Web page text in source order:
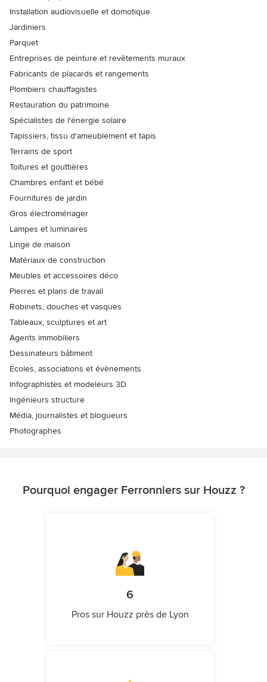
Installation audiovisuelle et domotique
Jardiniers
Parquet
Entreprises de peinture et revêtements muraux
Fabricants de placards et rangements
Plombiers chauffagistes
Restauration du patrimoine
Spécialistes de l'énergie solaire
Tapissiers, tissu d'ameublement et tapis
Terrains de sport
Toitures et gouttières
Chambres enfant et bébé
Fournitures de jardin
Gros électroménager
Lampes et luminaires
Linge de maison
Matériaux de construction
Meubles et accessoires déco
Pierres et plans de travail
Robinets, douches et vasques
Tableaux, sculptures et art
Agents immobiliers
Dessinateurs bâtiment
Écoles, associations et évènements
Infographistes et modeleurs 3D
Ingénieurs structure
Média, journalistes et blogueurs
Photographes
Pourquoi engager Ferronniers sur Houzz ?
6
Pros sur Houzz près de Lyon